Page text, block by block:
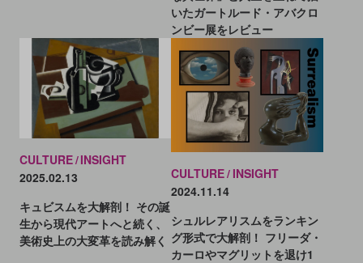
いたガートルード・アバクロ
ンビー展をレビュー
CULTURE INSIGHT
2025.02.13
キュビスムを大解剖！ その誕
生から現代アートへと続く、
美術史上の大変革を読み解く
CULTURE INSIGHT
2024.11.14
シュルレアリスムをランキン
グ形式で大解剖！ フリーダ・
カーロやマグリットを退け1